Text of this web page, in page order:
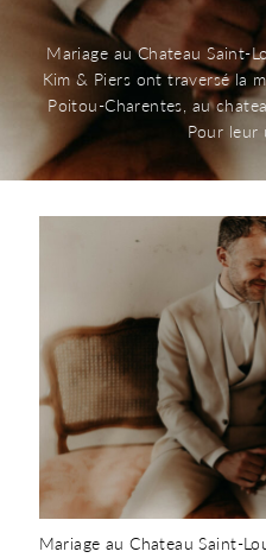
Mariage au Chateau Saint-
Kim & Piers ont traversé la
Poitou-Charentes, au
Pour leur
Mariage au Chateau Saint-